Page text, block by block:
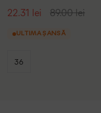
22.31 lei 89.00 lei
ULTIMA ȘANSĂ
36